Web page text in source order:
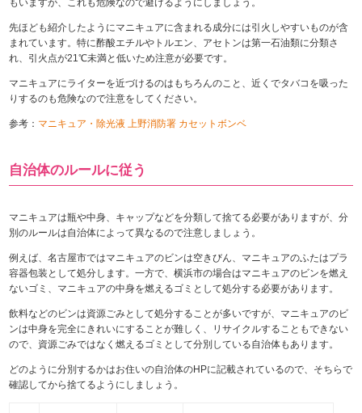
もいますが、これも危険なので避けるようにしましょう。
先ほども紹介したようにマニキュアに含まれる成分には引火しやすいものが含
まれています。特に酢酸エチルやトルエン、アセトンは第一石油類に分類さ
れ、引火点が21℃未満と低いため注意が必要です。
マニキュアにライターを近づけるのはもちろんのこと、近くでタバコを吸った
りするのも危険なので注意をしてください。
参考： マニキュア・除光液 上野消防署 カセットボンベ
自治体のルールに従う
マニキュアは瓶や中身、キャップなどを分類して捨てる必要がありますが、分
別のルールは自治体によって異なるので注意しましょう。
例えば、名古屋市ではマニキュアのビンは空きびん、マニキュアのふたはプラ
容器包装として処分します。一方で、横浜市の場合はマニキュアのビンを燃え
ないゴミ、マニキュアの中身を燃えるゴミとして処分する必要があります。
飲料などのビンは資源ごみとして処分することが多いですが、マニキュアのビ
ンは中身を完全にきれいにすることが難しく、リサイクルすることもできない
ので、資源ごみではなく燃えるゴミとして分別している自治体もあります。
どのように分別するかはお住いの自治体のHPに記載されているので、そちらで
確認してから捨てるようにしましょう。